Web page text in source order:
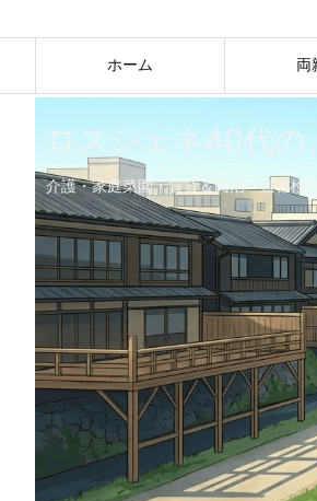
ホーム 両
ロスジェネ40代
介護・家庭菜園・賃貸＆民泊・京都検